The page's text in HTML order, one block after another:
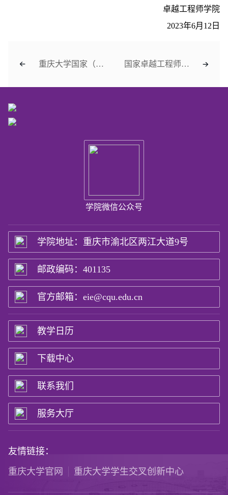
卓越工程师学院
2023年6月12日
重庆大学国家（重庆）卓越工程师学院2023年春季学期聘任制工程师招聘结果公示 国家卓越工程师学院关于重庆大学2023年“圆梦计划”新加坡访学交流项目推荐名单公示
学院地址：重庆市渝北区两江大道9号
邮政编码：401135
官方邮箱：eie@cqu.edu.cn
教学日历
下载中心
联系我们
服务大厅
学院微信公众号
友情链接：
重庆大学官网
重庆大学学生交叉创新中心